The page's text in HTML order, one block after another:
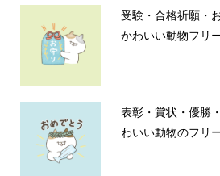
受験・合格祈願・
かわいい動物フリ
表彰・賞状・優勝
わいい動物のフリ